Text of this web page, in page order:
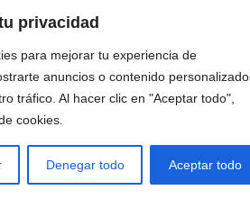
privacidad
para mejorar tu experiencia de
anuncios o contenido
tráfico. Al hacer clic en "Aceptar todo",
cookies.
Denegar todo Aceptar todo
reservados Términos y condiciones